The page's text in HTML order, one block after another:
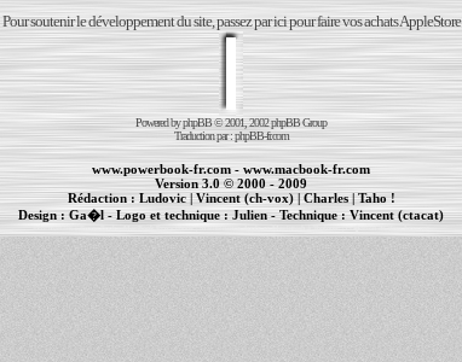
Pour soutenir le développement du site, passez par ici pour faire vos achats AppleStore
Powered byphpBB© 2001, 2002 phpBB Group
Traduction par :phpBB-fr.com
www.powerbook-fr.com - www.macbook-fr.com
Version 3.0 © 2000 - 2009
Rédaction : Ludovic|Vincent (ch-vox)| Charles|Taho !
Design :Ga�l - Logo et technique : Julien - Technique :Vincent (ctacat)
| | cr�ation de sites Internet